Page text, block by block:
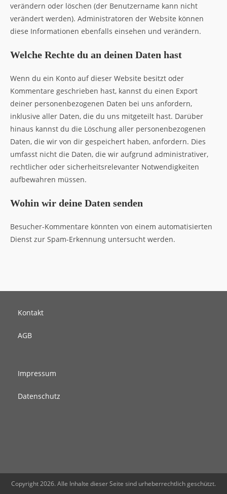
verändern oder löschen (der Benutzername kann nicht
verändert werden). Administratoren der Website können
diese Informationen ebenfalls einsehen und verändern.
Welche Rechte du an deinen Daten hast
Wenn du ein Konto auf dieser Website besitzt oder
Kommentare geschrieben hast, kannst du einen Export
deiner personenbezogenen Daten bei uns anfordern,
inklusive aller Daten, die du uns mitgeteilt hast. Darüber
hinaus kannst du die Löschung aller personenbezogenen
Daten, die wir von dir gespeichert haben, anfordern. Dies
umfasst nicht die Daten, die wir aufgrund administrativer,
rechtlicher oder sicherheitsrelevanter Notwendigkeiten
aufbewahren müssen.
Wohin wir deine Daten senden
Besucher-Kommentare könnten von einem automatisierten
Dienst zur Spam-Erkennung untersucht werden.
Kontakt
AGB
Impressum
Datenschutz
Copyright 2026. Alle Inhalte dieser Seite sind urheberrechtlich geschützt.